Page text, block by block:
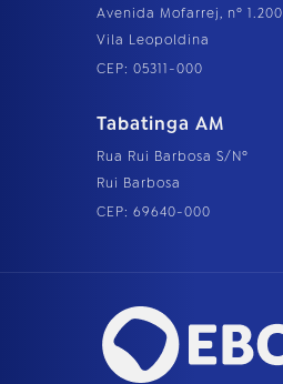
Avenida Mofarrej, nº 1.200
Vila Leopoldina
CEP: 05311-000
Tabatinga AM
Rua Rui Barbosa S/Nº
Rui Barbosa
CEP: 69640-000